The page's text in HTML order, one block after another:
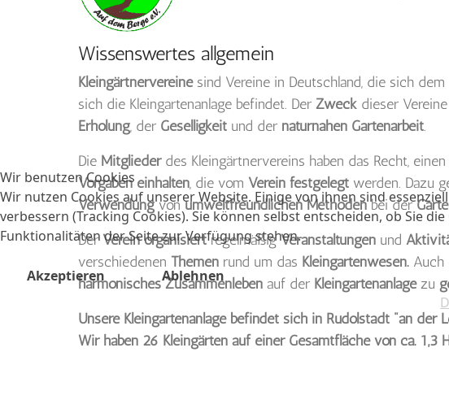
Wissenswertes allgemein
Kleingärtnervereinesind Vereine in Deutschland, die sich dem
sich die Kleingartenanlage befindet. Der Zweck dieser
Erholung, der Geselligkeit und der naturnahen Gartenarbeit.
Die Mitgliederdes Kleingärtnervereins haben das Recht, einen
Vorgaben einhalten, die vom Verein festgelegt werden. Dazu
Verwendungvonumweltfreundlichen Methodenbei der
DerVerein organisiertregelmäßigVeranstaltungen und
verschiedenen Themen rund um das Kleingartenwesen. Auch
harmonisches Zusammenleben auf der Kleingartenanlagezu
Unsere Kleingartenanlage befindet sich in Rudolstadt "an der
Wir haben 26 Kleingärten auf einer Gesamtfläche von ca. 1,3
Wir benutzen Cookies
Wir nutzen Cookies auf unserer Website. Einige von ihnen sind
verbessern (Tracking Cookies). Sie können selbst entscheiden, ob Sie
Funktionalitäten der Seite zur Verfügung stehen.
Akzeptieren
Ablehnen